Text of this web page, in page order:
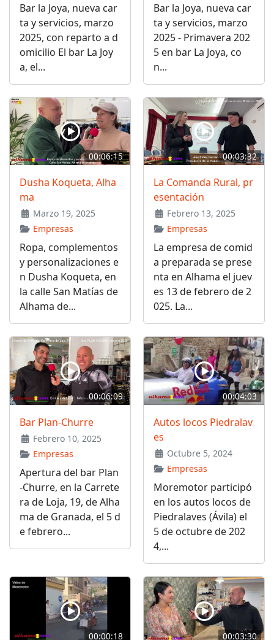
Bar la Joya, nueva car
ta y servicios, marzo
2025, con reparto a d
omicilio El bar La Joy
a, el...
Bar la Joya, nueva car
ta y servicios, marzo
2025 - Primavera 202
5 en bar La Joya, co
n...
00:06:15
Dusha Koqueta, Alha
ma
Marzo 19, 2025
Empresas
Ropa, complementos
y personalizaciones e
n Dusha Koqueta, en
la calle San Matías de
Alhama de...
00:03:32
La Comanda Rural, pr
esentación
Febrero 13, 2025
Empresas
La empresa de comid
a preparada se prese
nta en Alhama el juev
es 13 de febrero de 2
025. La...
00:06:09
Bar Plan-Churre
Febrero 10, 2025
Empresas
Apertura del bar Plan
-Churre, en la Carrete
ra de Loja, 19, de Alha
ma de Granada, el 5 d
e febrero...
00:04:03
Autos locos Piedralav
es
Octubre 5, 2024
Empresas
Moremotor participó
en los autos locos de
Piedralaves (Ávila) el
5 de octubre de 202
4,...
00:00:18 00:03:30